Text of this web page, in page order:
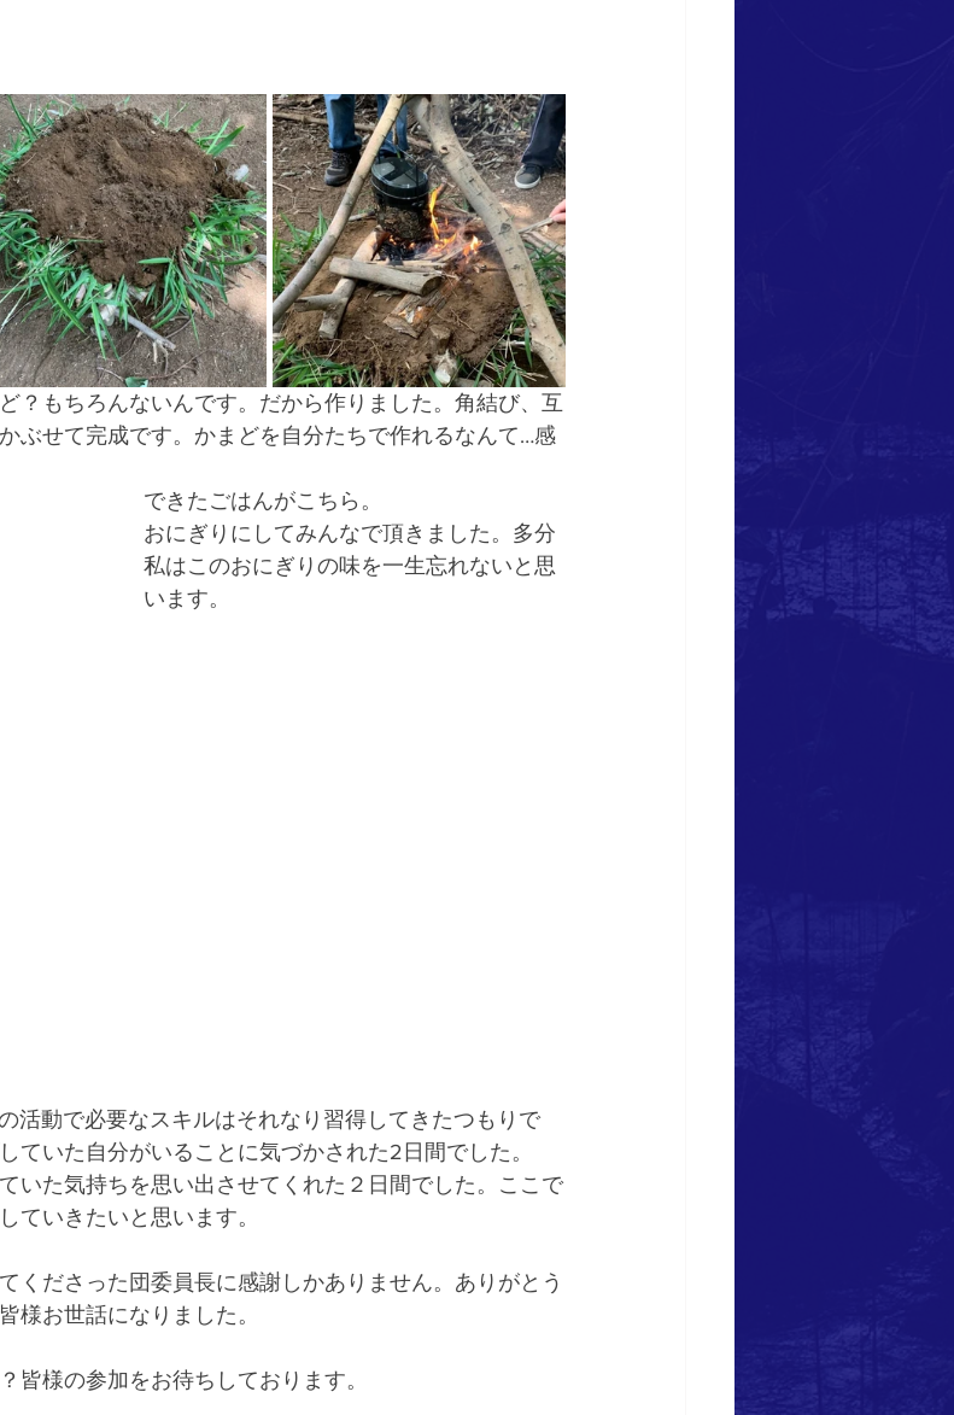
？もちろんないんです。だから作りました。角結び、互
ぶせて完成です。かまどを自分たちで作れるなんて…感
できたごはんがこちら。
おにぎりにしてみんなで頂きました。多分
私はこのおにぎりの味を一生忘れないと思
います。
活動で必要なスキルはそれなり習得してきたつもりで
ていた自分がいることに気づかされた2日間でした。
いた気持ちを思い出させてくれた２日間でした。ここで
ていきたいと思います。
くださった団委員長に感謝しかありません。ありがとう
様お世話になりました。
皆様の参加をお待ちしております。